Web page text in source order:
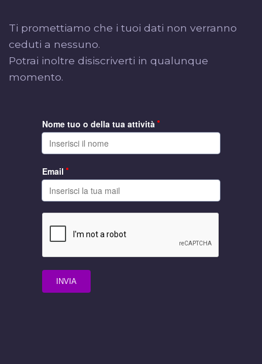
Ti promettiamo che i tuoi dati non verranno
ceduti a nessuno.
Potrai inoltre disiscriverti in qualunque
momento.